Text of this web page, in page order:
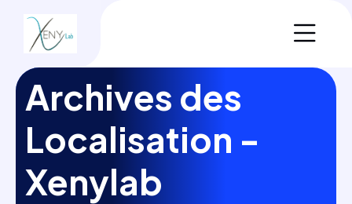
Archives des
Localisation -
Xenylab